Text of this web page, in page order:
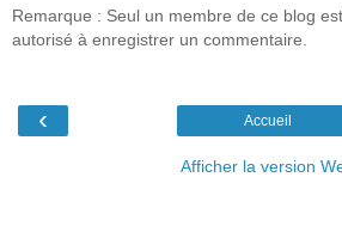
Remarque : Seul un membre de ce blog est
autorisé à enregistrer un commentaire.
‹ Accueil
Afficher la version